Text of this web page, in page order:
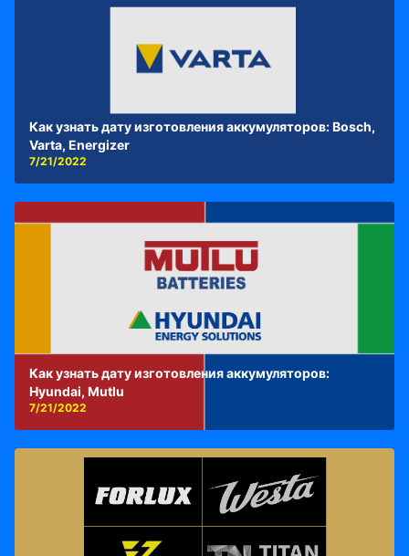
Как узнать дату изготовления аккумуляторов: Bosch,
Varta, Energizer
7/21/2022
Как узнать дату изготовления аккумуляторов:
Hyundai, Mutlu
7/21/2022